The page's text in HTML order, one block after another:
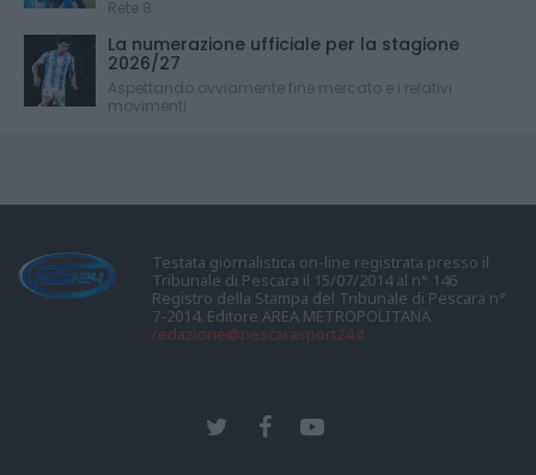
Rete 8
La numerazione ufficiale per la stagione
2026/27
Aspettando ovviamente fine mercato e i relativi
movimenti
Testata giornalistica on-line registrata presso il
Tribunale di Pescara il 15/07/2014 al n° 146
Registro della Stampa del Tribunale di Pescara n°
7-2014. Editore AREA METROPOLITANA
redazione@pescarasport24.it